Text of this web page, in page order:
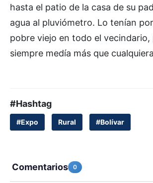
hasta el patio de la casa de su
agua al pluviómetro. Lo tenían
pobre viejo en todo el vecindario,
siempre medía más que
#Hashtag
#Expo Rural #Bolívar
Comentarios 0